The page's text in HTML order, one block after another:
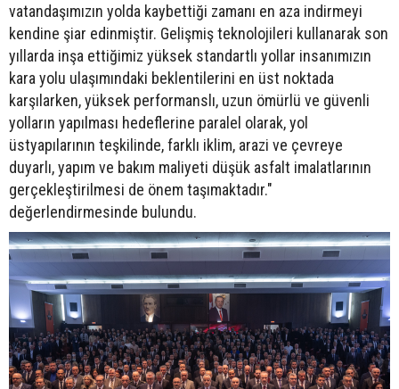
vatandaşımızın yolda kaybettiği zamanı en aza indirmeyi
kendine şiar edinmiştir. Gelişmiş teknolojileri kullanarak son
yıllarda inşa ettiğimiz yüksek standartlı yollar insanımızın
kara yolu ulaşımındaki beklentilerini en üst noktada
karşılarken, yüksek performanslı, uzun ömürlü ve güvenli
yolların yapılması hedeflerine paralel olarak, yol
üstyapılarının teşkilinde, farklı iklim, arazi ve çevreye
duyarlı, yapım ve bakım maliyeti düşük asfalt imalatlarının
gerçekleştirilmesi de önem taşımaktadır."
değerlendirmesinde bulundu.